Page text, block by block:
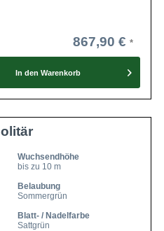
867,90 €
In den Warenkorb
Wuchsendhöhe
bis zu 10 m
Belaubung
Sommergrün
Blatt- / Nadelfarbe
Sattgrün